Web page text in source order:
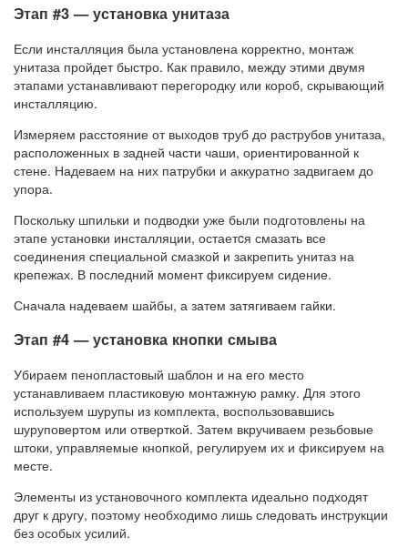
Этап #3 — установка унитаза
Если инсталляция была установлена корректно, монтаж
унитаза пройдет быстро. Как правило, между этими двумя
этапами устанавливают перегородку или короб, скрывающий
инсталляцию.
Измеряем расстояние от выходов труб до раструбов унитаза,
расположенных в задней части чаши, ориентированной к
стене. Надеваем на них патрубки и аккуратно задвигаем до
упора.
Поскольку шпильки и подводки уже были подготовлены на
этапе установки инсталляции, остаетcя смазать все
соединения специальной смазкой и закрепить унитаз на
крепежах. В последний момент фиксируем сидение.
Сначала надеваем шайбы, а затем затягиваем гайки.
Этап #4 — установка кнопки смыва
Убираем пенопластовый шаблон и на его место
устанавливаем пластиковую монтажную рамку. Для этого
используем шурупы из комплекта, воспользовавшись
шуруповертом или отверткой. Затем вкручиваем резьбовые
штоки, управляемые кнопкой, регулируем их и фиксируем на
месте.
Элементы из установочного комплекта идеально подходят
друг к другу, поэтому необходимо лишь следовать инструкции
без особых усилий.